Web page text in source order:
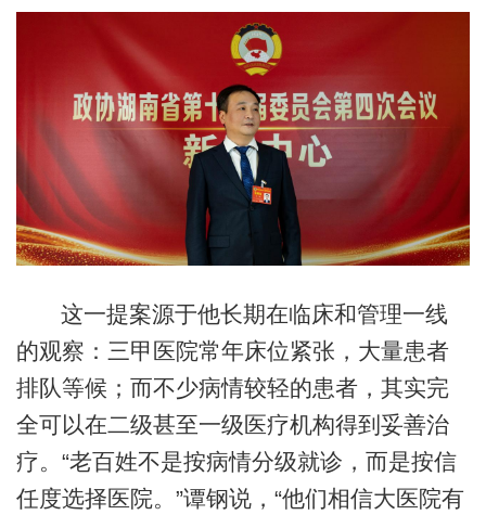
这一提案源于他长期在临床和管理一线
的观察：三甲医院常年床位紧张，大量患者
排队等候；而不少病情较轻的患者，其实完
全可以在二级甚至一级医疗机构得到妥善治
疗。“老百姓不是按病情分级就诊，而是按信
任度选择医院。”谭钢说，“他们相信大医院有